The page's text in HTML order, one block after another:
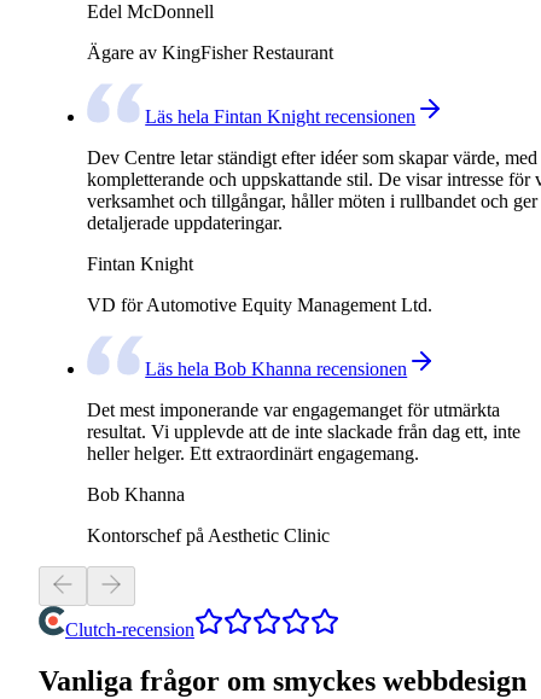
Edel McDonnell
Ägare av KingFisher Restaurant
Läs hela Fintan Knight recensionen
Dev Centre letar ständigt efter idéer som skapar värde, med
kompletterande och uppskattande stil. De visar intresse för
verksamhet och tillgångar, håller möten i rullbandet och ger
detaljerade uppdateringar.
Fintan Knight
VD för Automotive Equity Management Ltd.
Läs hela Bob Khanna recensionen
Det mest imponerande var engagemanget för utmärkta
resultat. Vi upplevde att de inte slackade från dag ett, inte
heller helger. Ett extraordinärt engagemang.
Bob Khanna
Kontorschef på Aesthetic Clinic
Clutch-recension
Vanliga frågor om smyckes webbdesign